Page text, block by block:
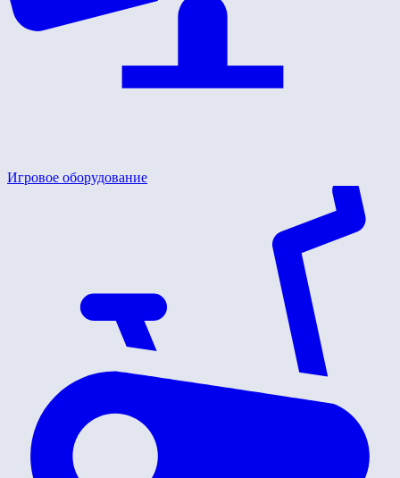
Игровое оборудование